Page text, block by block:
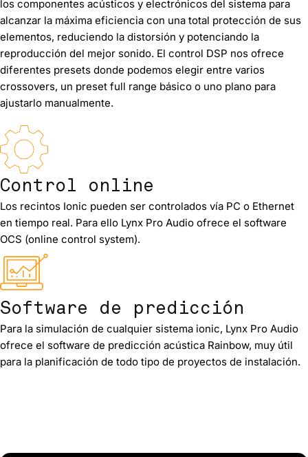
los componentes acústicos y electrónicos del sistema para
alcanzar la máxima eficiencia con una total protección de sus
elementos, reduciendo la distorsión y potenciando la
reproducción del mejor sonido. El control DSP nos ofrece
diferentes presets donde podemos elegir entre varios
crossovers, un preset full range básico o uno plano para
ajustarlo manualmente.
Control online
Los recintos Ionic pueden ser controlados vía PC o Ethernet
en tiempo real. Para ello Lynx Pro Audio ofrece el software
OCS (online control system).
Software de predicción
Para la simulación de cualquier sistema ionic, Lynx Pro Audio
ofrece el software de predicción acústica Rainbow, muy útil
para la planificación de todo tipo de proyectos de instalación.